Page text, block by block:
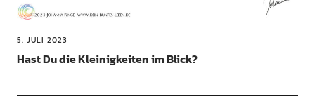
5. JULI 2023
Hast Du die Kleinigkeiten im Blick?